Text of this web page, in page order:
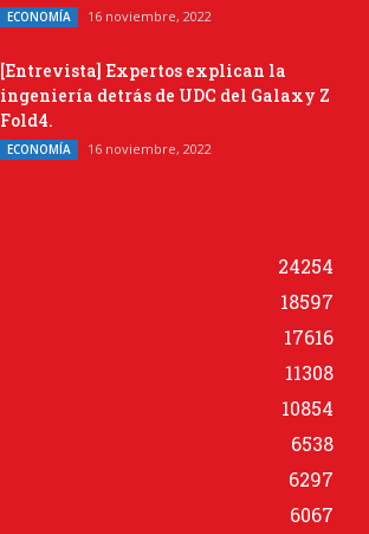
ECONOMÍA 16 noviembre, 2022
[Entrevista] Expertos explican la
ingeniería detrás de UDC del Galaxy Z
Fold4.
ECONOMÍA 16 noviembre, 2022
24254
18597
17616
11308
10854
6538
6297
6067